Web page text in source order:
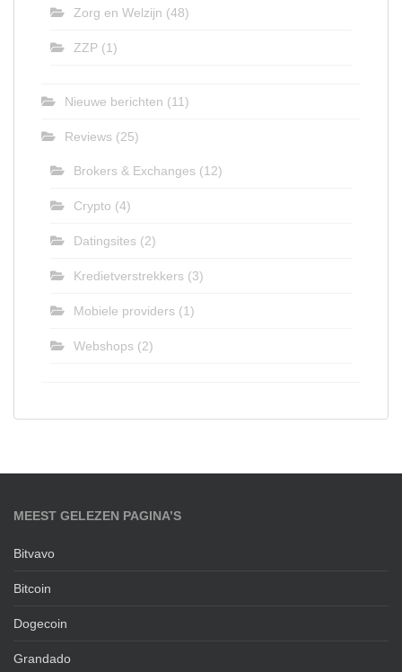
Zorg en Welzijn (48)
ZZP (1)
Nieuwe berichten (11)
Reviews (25)
Brokers & Exchanges (12)
Crypto (4)
Datingsites (2)
Kredietverstrekkers (3)
Mobiele providers (1)
Webshops (2)
MEEST GELEZEN PAGINA’S
Bitvavo
Bitcoin
Dogecoin
Grandado